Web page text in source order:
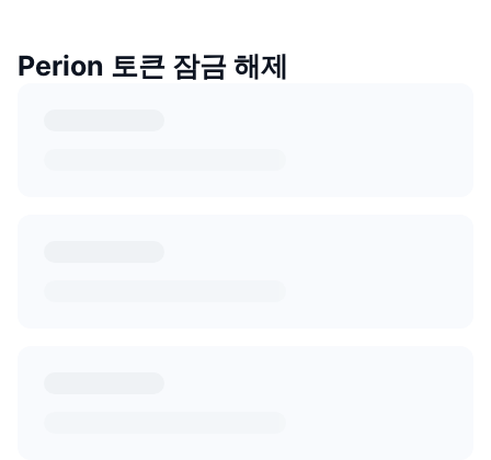
Perion 토큰 잠금 해제